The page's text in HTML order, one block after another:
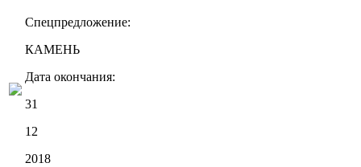
Спецпредложение:
КАМЕНЬ
Дата окончания:
31
12
2018